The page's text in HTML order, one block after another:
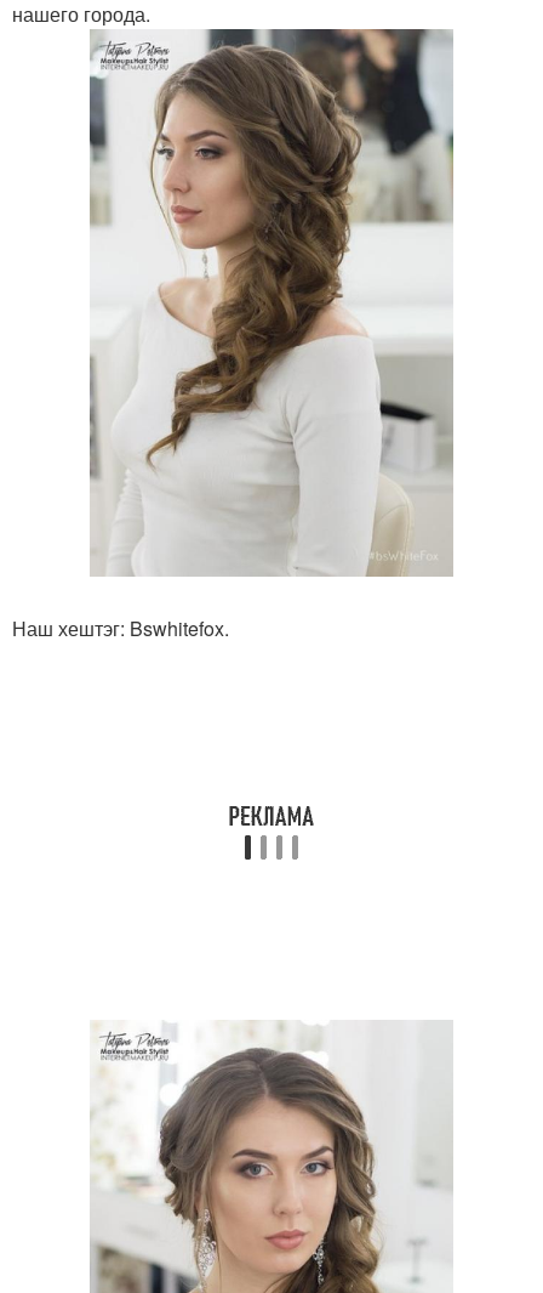
нашего города.
Наш хештэг: Bswhitefox.